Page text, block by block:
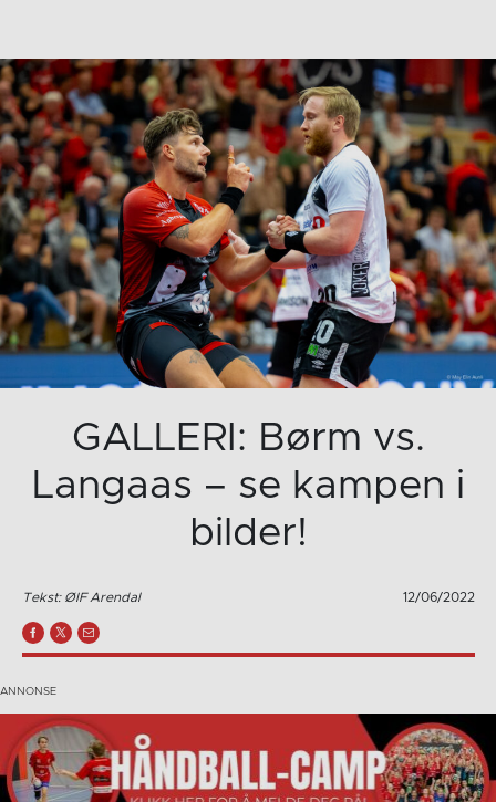
GALLERI: Børm vs.
Langaas – se kampen i
bilder!
Tekst: ØIF Arendal 12/06/2022